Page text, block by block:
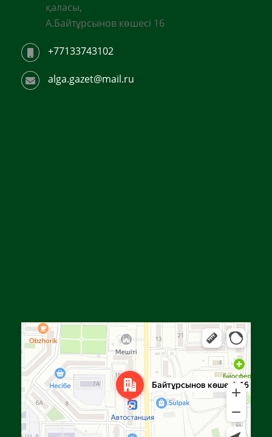
қаласы,
А.Байтұрсынов көшесі 16
+77133743102
alga.gazet@mail.ru
Яндекс Карталар — көлік, навигация, орындарды іздеу